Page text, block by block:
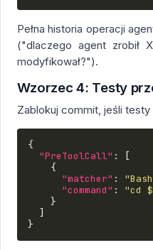
Pełna historia operacji
("dlaczego agent zrobił
modyfikował?").
Wzorzec 4: Testy
Zablokuj commit, jeśli
{
"PreToolCall" :
[
{
"matcher" :
"command" :
"cd
}
]
}